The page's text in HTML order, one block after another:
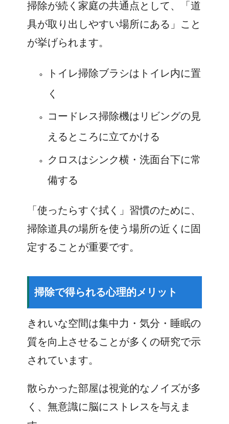
掃除が続く家庭の共通点として、「道
具が取り出しやすい場所にある」こと
が挙げられます。
トイレ掃除ブラシはトイレ内に置
く
コードレス掃除機はリビングの見
えるところに立てかける
クロスはシンク横・洗面台下に常
備する
「使ったらすぐ拭く」習慣のために、
掃除道具の場所を使う場所の近くに固
定することが重要です。
掃除で得られる心理的メリット
きれいな空間は集中力・気分・睡眠の
質を向上させることが多くの研究で示
されています。
散らかった部屋は視覚的なノイズが多
く、無意識に脳にストレスを与えま